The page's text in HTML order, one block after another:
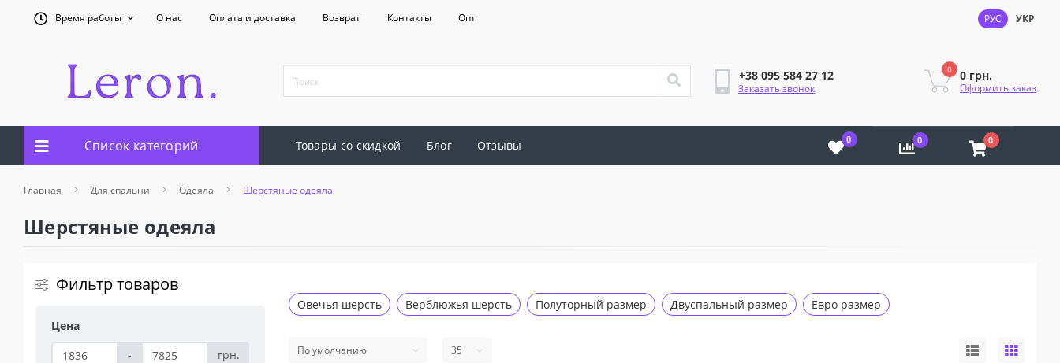
Время работы О нас Оплата и доставка Возврат Контакты Опт РУС УКР
+38 095 584 27 12
Заказать звонок
0 0 грн.
Оформить заказ
Список категорий Товары со скидкой Блог Отзывы 0 0 0
Главная Для спальни Одеяла Шерстяные одеяла
Шерстяные одеяла
Фильтр товаров
Цена
-
грн.
Овечья шерсть Верблюжья шерсть Полуторный размер Двуспальный размер Евро размер